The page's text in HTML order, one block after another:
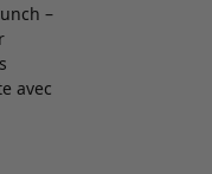
–
avec